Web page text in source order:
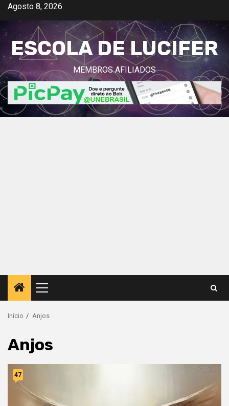
Avançar
o
conteúdo
Agosto 8, 2026
ESCOLA DE LUCIFER
MEMBROS AFILIADOS
Menu
principal
Início Anjos
Anjos
47